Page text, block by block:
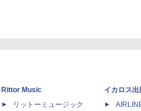
Rittor Music
リットーミュージック
イカロス出